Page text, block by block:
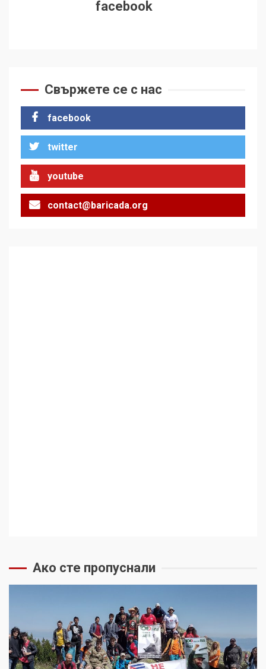
facebook
Свържете се с нас
facebook
twitter
youtube
contact@baricada.org
Ако сте пропуснали